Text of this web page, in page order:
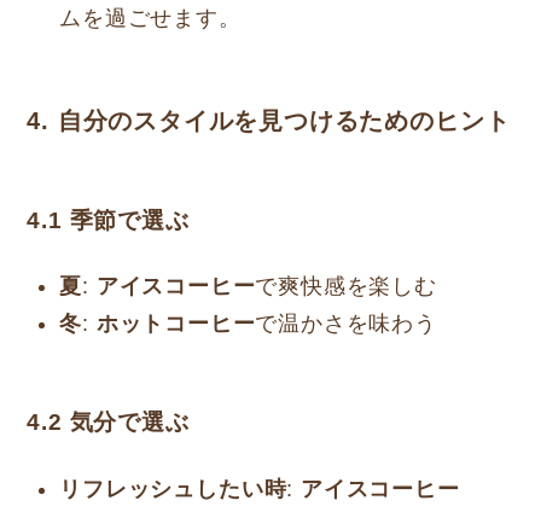
ムを過ごせます。
4. 自分のスタイルを見つけるためのヒント
4.1 季節で選ぶ
夏 : アイスコーヒーで爽快感を楽しむ
冬: ホットコーヒーで温かさを味わう
4.2 気分で選ぶ
リフレッシュしたい時: アイスコーヒー